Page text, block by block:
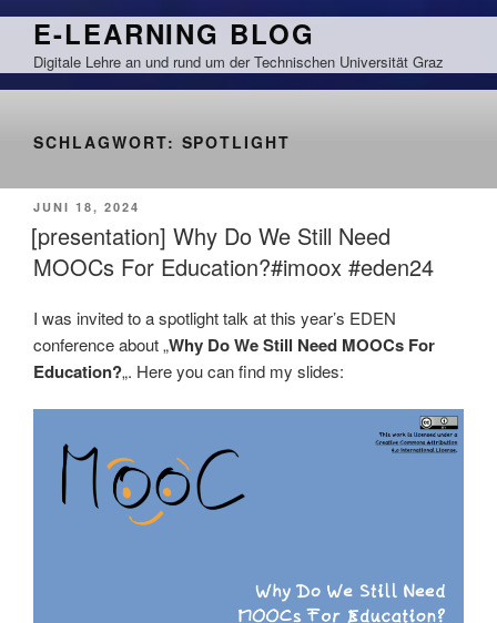
Zum
springen
E-LEARNING BLOG
Digitale Lehre an und rund um der Technischen Universität Graz
SCHLAGWORT: SPOTLIGHT
VERÖFFENTLICHT
AM
JUNI 18, 2024
[presentation] Why Do We Still Need
MOOCs For Education?#imoox #eden24
I was invited to a spotlight talk at this year’s EDEN
conference about „Why Do We Still Need MOOCs For
Education?„. Here you can find my slides: